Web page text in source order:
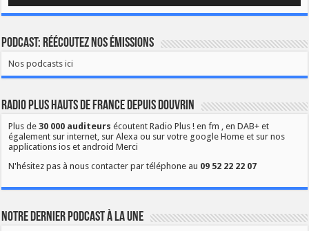
Podcast: Réécoutez nos émissions
Nos podcasts ici
Radio Plus Hauts de France depuis Douvrin
Plus de30 000 auditeurs écoutent Radio Plus ! en fm , en DAB+ et
également sur internet, sur Alexa ou sur votre google Home et sur nos
applications ios et android Merci
N'hésitez pas à nous contacter par téléphone au 09 52 22 22 07
Notre dernier podcast à la une